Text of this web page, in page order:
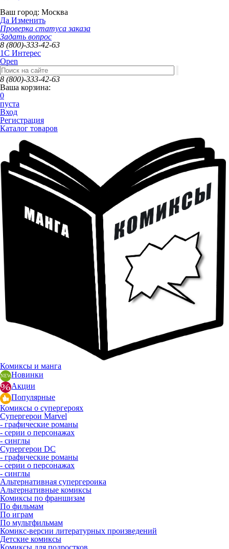
Ваш город: Москва
Да Изменить
Проверка статуса заказа
Задать вопрос
8 (800)-333-42-63
1C Интерес
Open
8 (800)-333-42-63
Ваша корзина:
0
пуста
Вход
Регистрация
Каталог товаров
Комиксы и манга
Новинки
Акции
Популярные
Комиксы о супергероях
Супергерои Marvel
- графические романы
- серии о персонажах
- синглы
Супергерои DC
- графические романы
- серии о персонажах
- синглы
Альтернативная супергероика
Альтернативные комиксы
Комиксы по франшизам
По фильмам
По играм
По мультфильмам
Комикс-версии литературных произведений
Детские комиксы
Комиксы для подростков